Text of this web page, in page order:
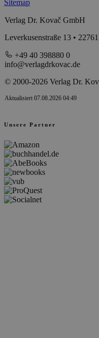
Sitemap
Verlag Dr. Kovač GmbH
Leverkusenstraße 13 •
+49 40 398880 0
info@verlagdrkovac.de
© 2000-2026 Verlag Dr.
Aktualisiert 07.08.2026 04:49
Unsere Partner